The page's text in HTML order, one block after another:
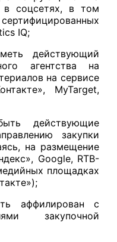
в соцсетях, в том
IQ;
действующий
агентства на
на сервисе
MyTarget,
действующие
закупки
на размещение
Google, RTB-
площадках
аффилирован с
закупочной